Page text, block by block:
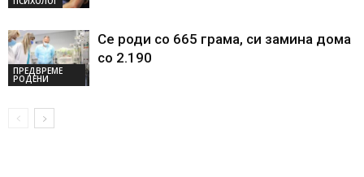
ПРЕДВРЕМЕ
РОДЕНИ
Се роди со 665 грама, си замина дома
со 2.190